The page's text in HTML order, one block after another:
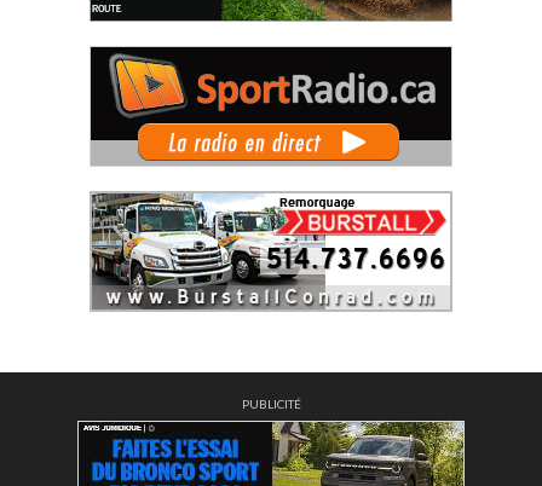
PUBLICITÉ